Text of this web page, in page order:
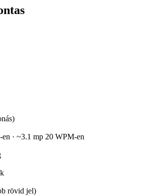
· ~3.1 mp 20 WPM-en
rövid jel)